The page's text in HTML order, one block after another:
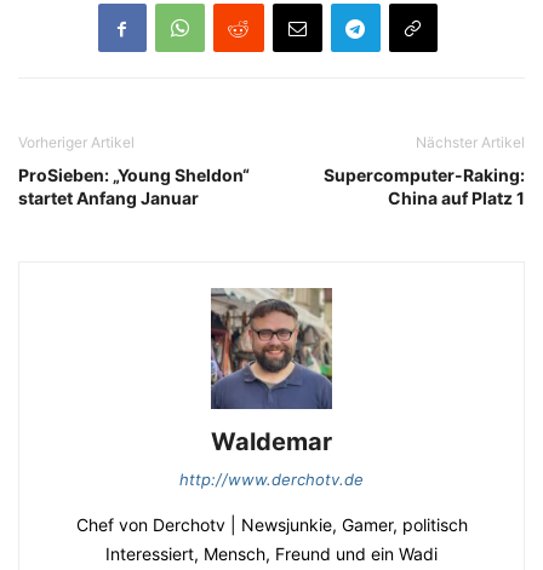
Vorheriger Artikel
ProSieben: „Young Sheldon“
startet Anfang Januar
Nächster Artikel
Supercomputer-Raking:
China auf Platz 1
Waldemar
http://www.derchotv.de
Chef von Derchotv | Newsjunkie, Gamer, politisch
Interessiert, Mensch, Freund und ein Wadi